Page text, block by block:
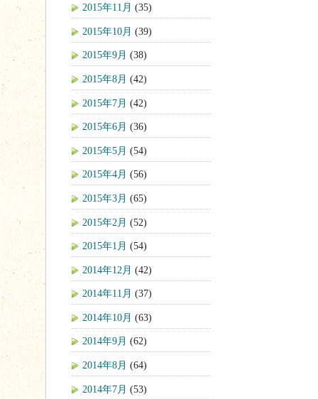
2015年11月 (35)
2015年10月 (39)
2015年9月 (38)
2015年8月 (42)
2015年7月 (42)
2015年6月 (36)
2015年5月 (54)
2015年4月 (56)
2015年3月 (65)
2015年2月 (52)
2015年1月 (54)
2014年12月 (42)
2014年11月 (37)
2014年10月 (63)
2014年9月 (62)
2014年8月 (64)
2014年7月 (53)